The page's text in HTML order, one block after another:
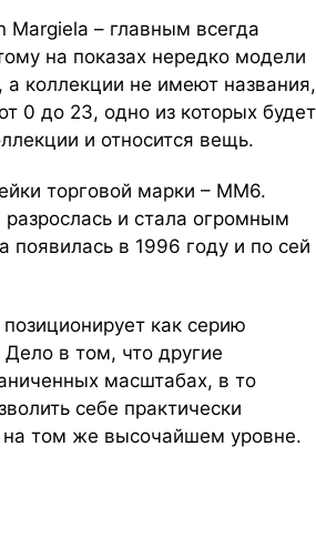
Margiela – главным всегда
на показах нередко модели
коллекции не имеют названия,
0 до 23, одно из которых будет
и относится вещь.
торговой марки – ММ6.
и стала огромным
появилась в 1996 году и по сей
как серию
в том, что другие
масштабах, в то
себе практически
том же высочайшем уровне.